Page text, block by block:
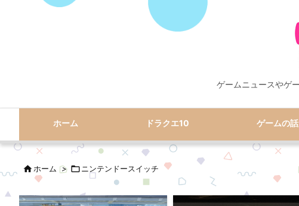
ゲームニュースやゲ
ホーム ドラクエ10 ゲームの
ホーム >  ニンテンドースイッチ